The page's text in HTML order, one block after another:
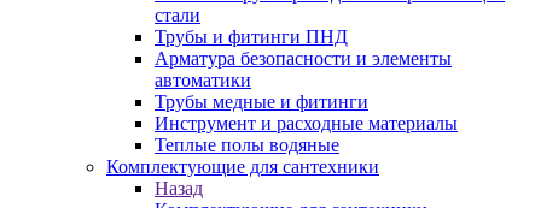
стали
Трубы и фитинги ПНД
Арматура безопасности и элементы
автоматики
Трубы медные и фитинги
Инструмент и расходные материалы
Теплые полы водяные
Комплектующие для сантехники
Назад